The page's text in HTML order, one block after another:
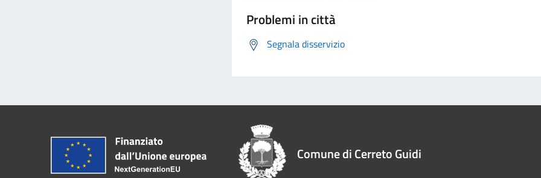
Problemi in città
Segnala disservizio
Comune di Cerreto Guidi